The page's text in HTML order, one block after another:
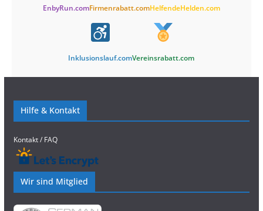
EnbyRun.comFirmenrabatt.comHelfendeHelden.com
Inklusionslauf.comVereinsrabatt.com
Hilfe & Kontakt
Kontakt / FAQ
Wir sind Mitglied